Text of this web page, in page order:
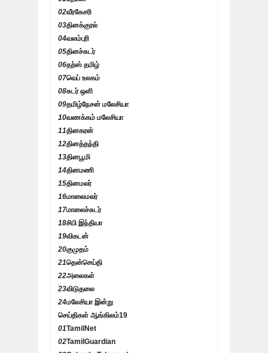
02வீரகேசரி
03தினக்குரல்
04வலம்புரி
05தினச்சுடர்
06தற்ஸ் தமிழ்
07வெப் உலகம்
08சுடர் ஒளி
09தமிழ்நேசன் மலேசியா
10வணக்கம் மலேசியா
11தினகரன்
12தினத்தந்தி
13தினபூமி
14தினமணி
15தினமலர்
16மாலைமலர்
17மாலைச்சுடர்
18சிபி இந்தியா
19விகடன்
20குமுதம்
21தென்செய்தி
22அலைகள்
23விடுதலை
24மலேசியா இன்று
செய்திகள் ஆங்கிலம்19
01TamilNet
02TamilGuardian